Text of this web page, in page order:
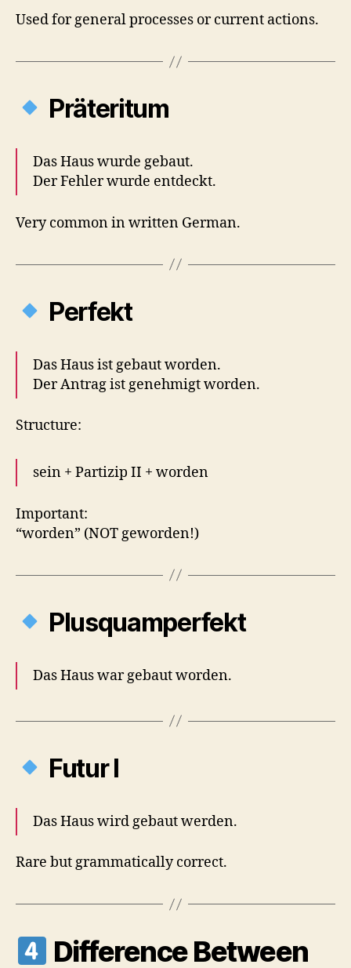
Used for general processes or current actions.
Präteritum
Das Haus wurde gebaut.
Der Fehler wurde entdeckt.
Very common in written German.
Perfekt
Das Haus ist gebaut worden.
Der Antrag ist genehmigt worden.
Structure:
sein + Partizip II + worden
Important:
“worden” (NOT geworden!)
Plusquamperfekt
Das Haus war gebaut worden.
Futur I
Das Haus wird gebaut werden.
Rare but grammatically correct.
Difference Between